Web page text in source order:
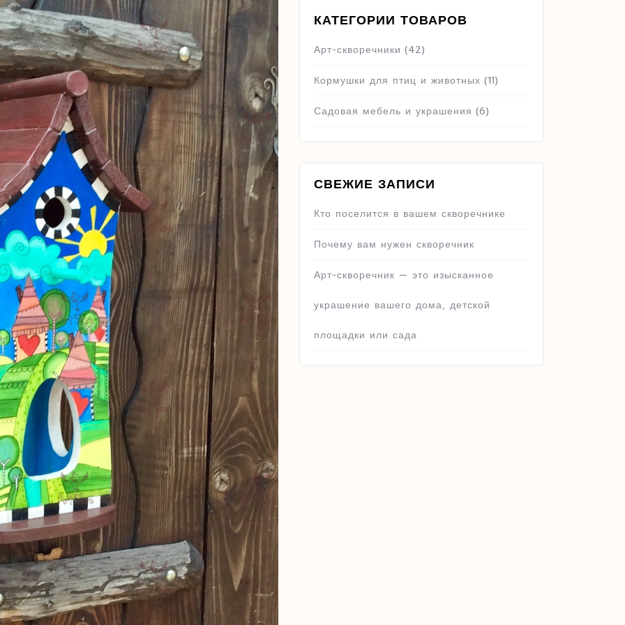
КАТЕГОРИИ ТОВАРОВ
Арт-скворечники (42)
Кормушки для птиц и животных (11)
Садовая мебель и украшения (6)
СВЕЖИЕ ЗАПИСИ
Кто поселится в вашем скворечнике
Почему вам нужен скворечник
Арт-скворечник — это изысканное
украшение вашего дома, детской
площадки или сада